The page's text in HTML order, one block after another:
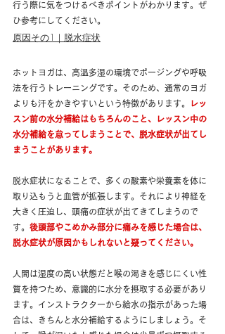
行う際に気をつけるべきポイントがわかります。ぜ
ひ参考にしてください。
原因その1｜脱水症状
ホットヨガは、高温多湿の環境でポージングや呼吸
法を行うトレーニングです。そのため、通常のヨガ
よりも汗をかきやすいという特徴があります。
レッ
スン前の水分補給はもちろんのこと、レッスン中の
水分補給を怠ってしまうことで、脱水症状が出てし
まうことがあります。
脱水症状になることで、多くの酸素や栄養素を体に
取り込もうと血管が拡張します。それにより神経を
大きく圧迫し、頭痛の症状が出てきてしまうので
す。 後頭部やこめかみ部分に痛みを感じた場合は、
脱水症状が原因かもしれないと疑ってください。
人間は湿度の高い状態だと喉の渇きを感じにくい性
質を持つため、意識的に水分を摂取する必要があり
ます。インストラクターから給水の指示があった場
合は、きちんと水分補給するようにしましょう。そ